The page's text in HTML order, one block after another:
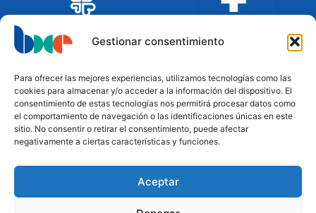
Gestionar consentimiento
Para ofrecer las mejores experiencias, utilizamos tecnologías como las
cookies para almacenar y/o acceder a la información del dispositivo. El
consentimiento de estas tecnologías nos permitirá procesar datos como
el comportamiento de navegación o las identificaciones únicas en este
sitio. No consentir o retirar el consentimiento, puede afectar
negativamente a ciertas características y funciones.
Aceptar
Financian